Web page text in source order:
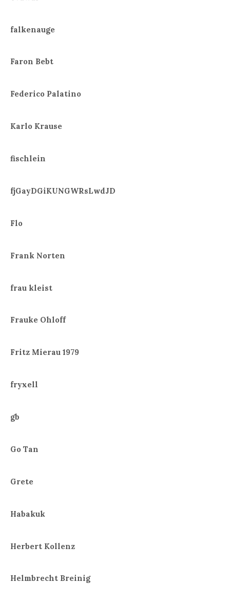
falkenauge
Faron Bebt
Federico Palatino
Karlo Krause
fischlein
fjGayDGiKUNGWRsLwdJD
Flo
Frank Norten
frau kleist
Frauke Ohloff
Fritz Mierau 1979
fryxell
gb
Go Tan
Grete
Habakuk
Herbert Kollenz
Helmbrecht Breinig